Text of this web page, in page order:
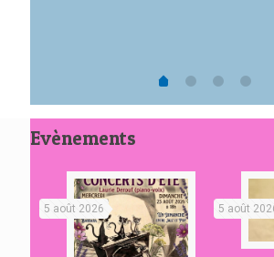
Evènements
5 août 2026 5 août